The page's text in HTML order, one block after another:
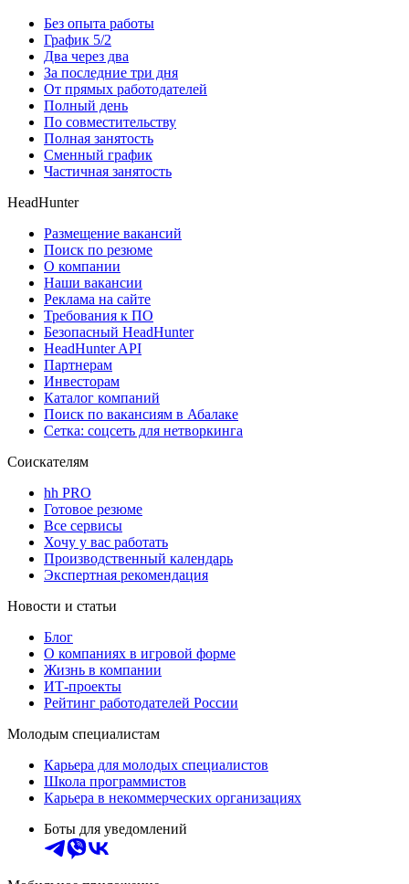
Без опыта работы
График 5/2
Два через два
За последние три дня
От прямых работодателей
Полный день
По совместительству
Полная занятость
Сменный график
Частичная занятость
HeadHunter
Размещение вакансий
Поиск по резюме
О компании
Наши вакансии
Реклама на сайте
Требования к ПО
Безопасный HeadHunter
HeadHunter API
Партнерам
Инвесторам
Каталог компаний
Поиск по вакансиям в Абалаке
Сетка: соцсеть для нетворкинга
Соискателям
hh PRO
Готовое резюме
Все сервисы
Хочу у вас работать
Производственный календарь
Экспертная рекомендация
Новости и статьи
Блог
О компаниях в игровой форме
Жизнь в компании
ИТ-проекты
Рейтинг работодателей России
Молодым специалистам
Карьера для молодых специалистов
Школа программистов
Карьера в некоммерческих организациях
Боты для уведомлений